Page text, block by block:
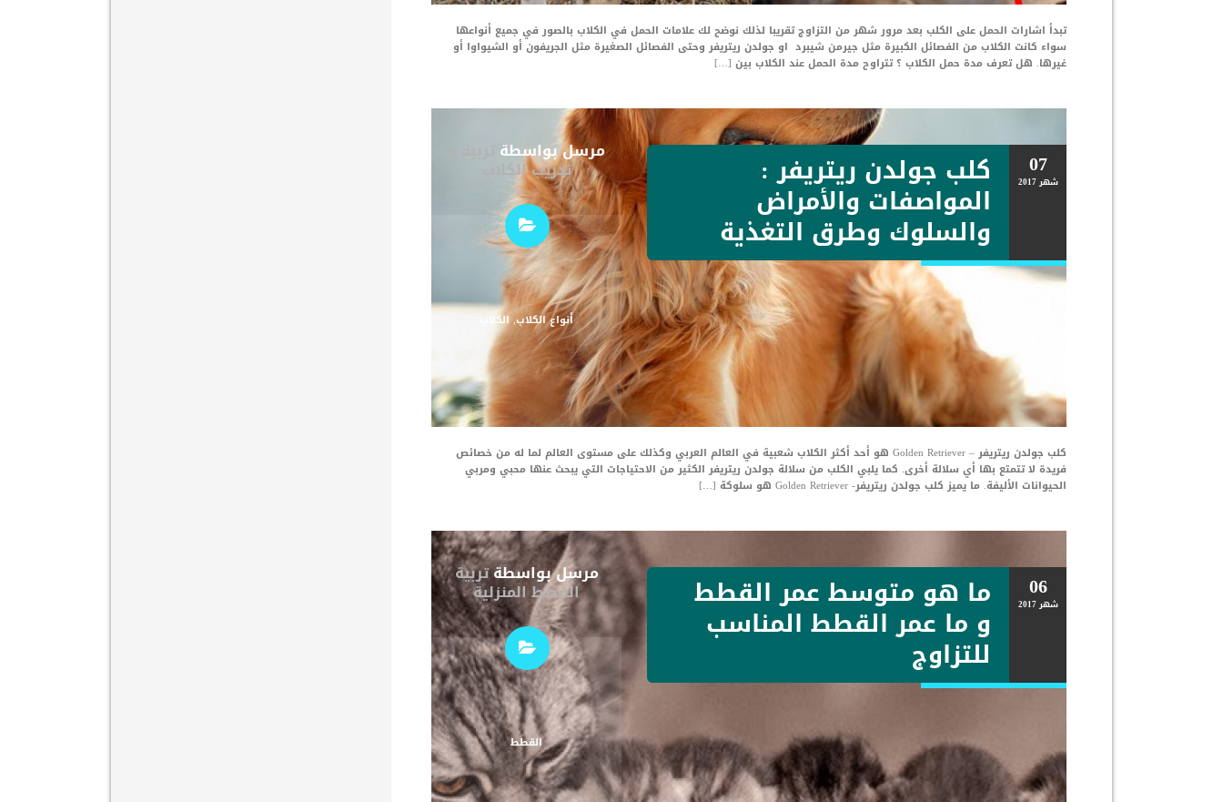
تبدأ اشارات الحمل على الكلب بعد مرور شهر من التزاوج تقريبا لذلك نوضح لك علامات الحمل في الكلاب بالصور في جميع أنواعها
سواء كانت الكلاب من الفصائل الكبيرة مثل جيرمن شيبرد او جولدن ريتريفر وحتى الفصائل الصغيرة مثل الجريفون أو الشيواوا أو
غيرها. هل تعرف مدة حمل الكلاب ؟ تتراوح مدة الحمل عند الكلاب بين […]
07
شهر2017 كلب جولدن ريتريفر :
المواصفات والأمراض
والسلوك وطرق التغذية
مرسل بواسطة
تدريب الكلاب
أنواع الكلاب,الكلاب
كلب جولدن ريتريفر – Golden Retriever هو أحد أكثر الكلاب شعبية في العالم العربي وكذلك على مستوى العالم لما له من خصائص
فريدة لا تتمتع بها أي سلالة أخرى. كما يلبي الكلب من سلالة جولدن ريتريفر الكثير من الاحتياجات التي يبحث عنها محبي ومربي
الحيوانات الأليفة. ما يميز كلب جولدن ريتريفر- Golden Retriever هو سلوكة […]
06
شهر2017 ما هو متوسط عمر القطط
و ما عمر القطط المناسب
للتزاوج
مرسل بواسطةتربية
القطط المنزلية
القطط